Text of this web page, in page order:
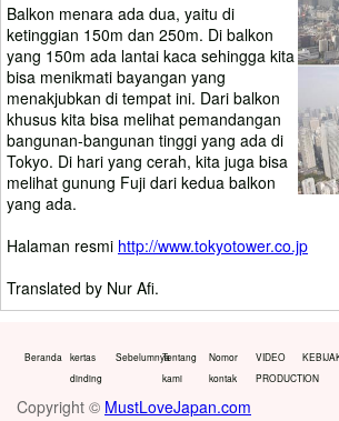
Balkon menara ada dua, yaitu di
ketinggian 150m dan 250m. Di balkon
yang 150m ada lantai kaca sehingga kita
bisa menikmati bayangan yang
menakjubkan di tempat ini. Dari balkon
khusus kita bisa melihat pemandangan
bangunan-bangunan tinggi yang ada di
Tokyo. Di hari yang cerah, kita juga bisa
melihat gunung Fuji dari kedua balkon
yang ada.
Halaman resmi http://www.tokyotower.co.jp
Translated by Nur Afi.
Beranda
kertas
dinding
SebelumnyaTentang
kami
Nomor
kontak
VIDEO
PRODUCTION
Copyright © MustLoveJapan.com